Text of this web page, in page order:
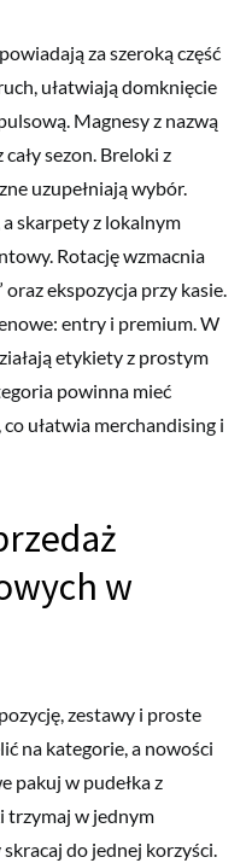
za szeroką część
ułatwiają domknięcie
Magnesy z nazwą
sezon. Breloki z
uzupełniają wybór.
skarpety z lokalnym
Rotację wzmacnia
ekspozycja przy kasie.
entry i premium. W
etykiety z prostym
powinna mieć
ułatwia merchandising i
w
zestawy i proste
na kategorie, a nowości
pakuj w pudełka z
trzymaj w jednym
do jednej korzyści.